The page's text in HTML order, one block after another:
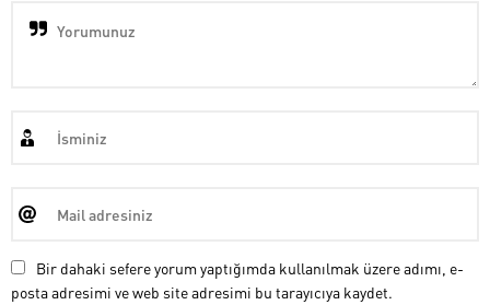
Bir dahaki sefere yorum yaptığımda kullanılmak üzere adımı, e-
posta adresimi ve web site adresimi bu tarayıcıya kaydet.